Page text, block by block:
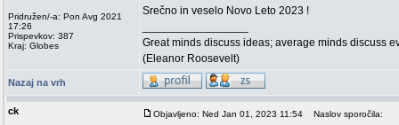
Pridružen/-a: Pon Avg 2021
17:26
Prispevkov: 387
Kraj: Globes
Srečno in veselo Novo Leto 2023 !
Great minds discuss ideas; average minds discuss
(Eleanor Roosevelt)
Nazaj na vrh
ck Objavljeno: Ned Jan 01, 2023 11:54 Naslov sporočila: